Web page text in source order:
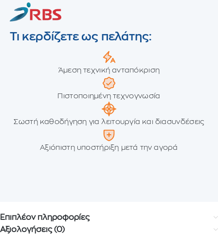
Τι κερδίζετε ως πελάτης:
Άμεση τεχνική ανταπόκριση
Πιστοποιημένη τεχνογνωσία
Σωστή καθοδήγηση για λειτουργία και διασυνδέσεις
Αξιόπιστη υποστήριξη μετά την αγορά
Επιπλέον πληροφορίες
Αξιολογήσεις (0)